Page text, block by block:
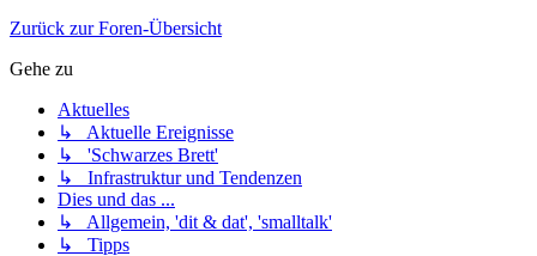
Zurück zur Foren-Übersicht
Gehe zu
Aktuelles
↳ Aktuelle Ereignisse
↳ 'Schwarzes Brett'
↳ Infrastruktur und Tendenzen
Dies und das ...
↳ Allgemein, 'dit & dat', 'smalltalk'
↳ Tipps